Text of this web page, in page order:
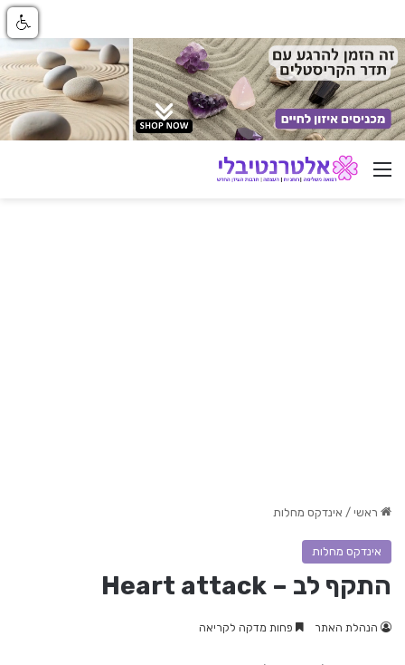
ניווט באתר
ראשי / אינדקס מחלות
אינדקס מחלות
התקף לב – Heart attack
הנהלת האתר פחות מדקה לקריאה